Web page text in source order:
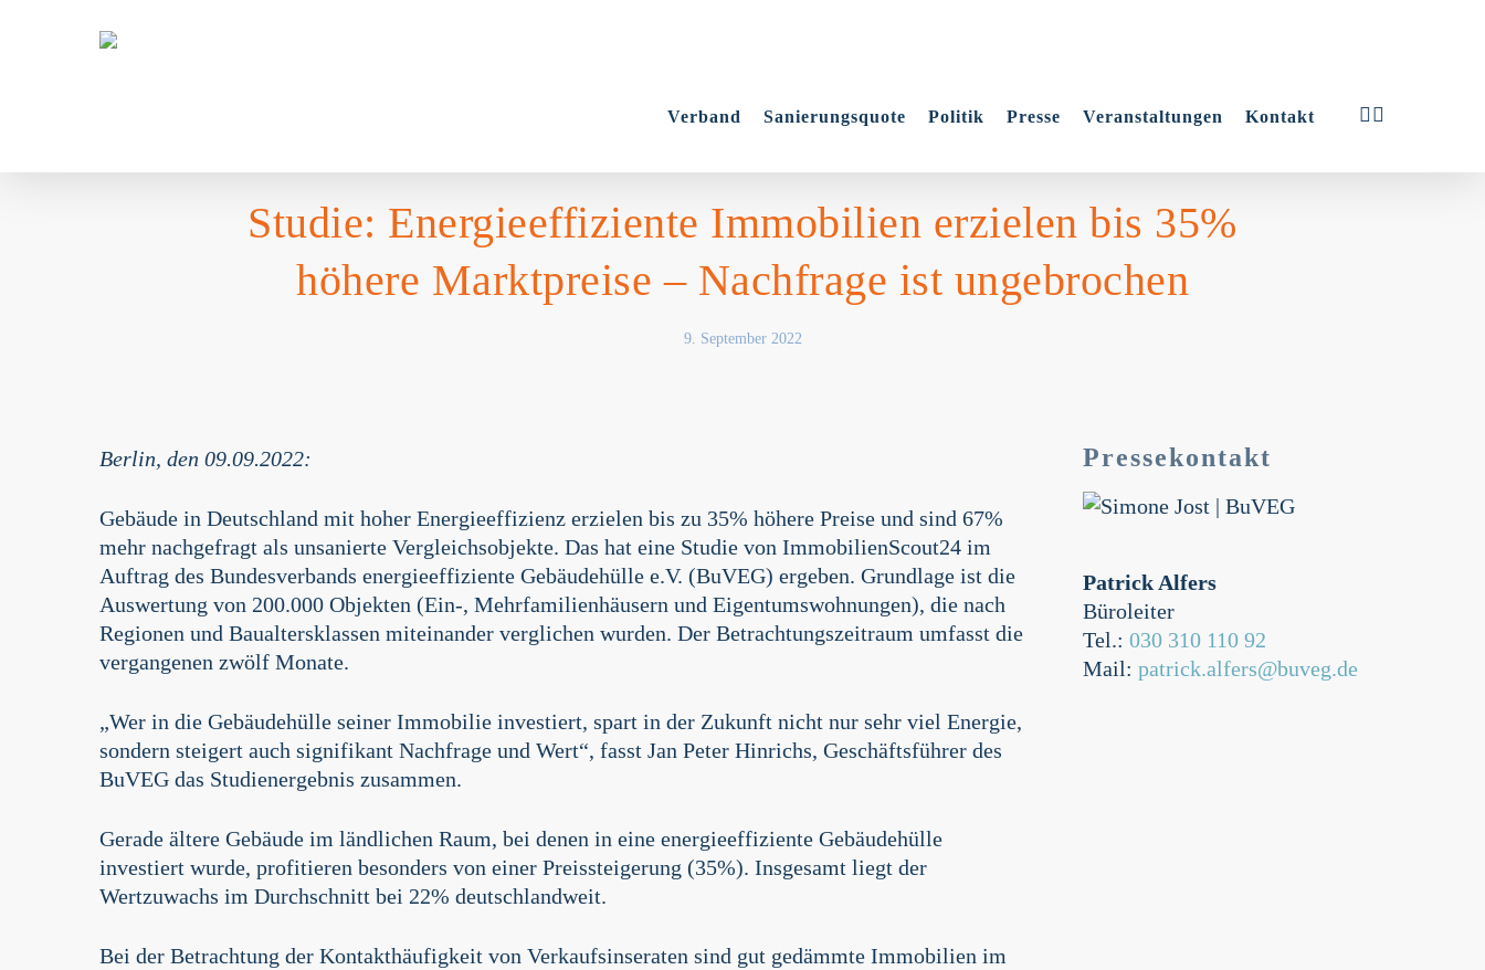
Verband Sanierungsquote Politik Presse Veranstaltungen Kontakt linkedin
youtube
Studie: Energieeffiziente Immobilien erzielen bis 35%
höhere Marktpreise – Nachfrage ist ungebrochen
9. September 2022
Berlin, den 09.09.2022:
Gebäude in Deutschland mit hoher Energieeffizienz erzielen bis zu 35% höhere Preise und sind 67%
mehr nachgefragt als unsanierte Vergleichsobjekte. Das hat eine Studie von ImmobilienScout24 im
Auftrag des Bundesverbands energieeffiziente Gebäudehülle e.V. (BuVEG) ergeben. Grundlage ist die
Auswertung von 200.000 Objekten (Ein-, Mehrfamilienhäusern und Eigentumswohnungen), die nach
Regionen und Baualtersklassen miteinander verglichen wurden. Der Betrachtungszeitraum umfasst die
vergangenen zwölf Monate.
„Wer in die Gebäudehülle seiner Immobilie investiert, spart in der Zukunft nicht nur sehr viel Energie,
sondern steigert auch signifikant Nachfrage und Wert“, fasst Jan Peter Hinrichs, Geschäftsführer des
BuVEG das Studienergebnis zusammen.
Gerade ältere Gebäude im ländlichen Raum, bei denen in eine energieeffiziente Gebäudehülle
investiert wurde, profitieren besonders von einer Preissteigerung (35%). Insgesamt liegt der
Wertzuwachs im Durchschnitt bei 22% deutschlandweit.
Bei der Betrachtung der Kontakthäufigkeit von Verkaufsinseraten sind gut gedämmte Immobilien im
Pressekontakt
Patrick Alfers
Büroleiter
Tel.:030 310 110 92
Mail:patrick.alfers@buveg.de